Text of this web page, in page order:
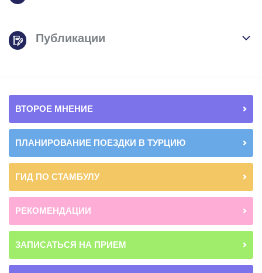
Публикации
ВТОРОЕ МНЕНИЕ
ПЛАНИРОВАНИЕ ПОЕЗДКИ В ТУРЦИЮ
ГИД ПО СТАМБУЛУ
РЕКОМЕНДАЦИИ
ЗАПИСАТЬСЯ НА ПРИЕМ